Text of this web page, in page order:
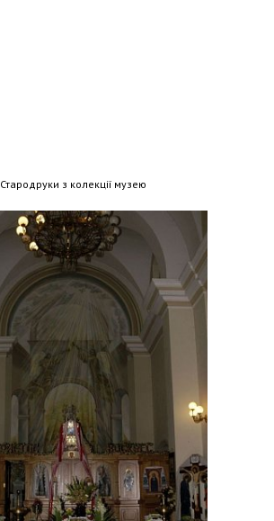
Стародруки з колекції музею